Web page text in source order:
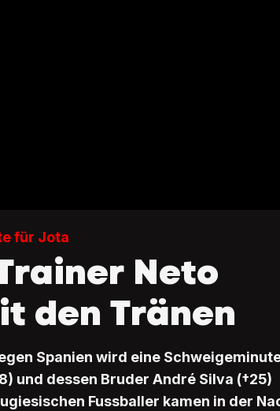
für Jota
Neto
den Tränen
Spanien wird eine
und dessen Bruder André Silva (†25)
Fussballer kamen in der